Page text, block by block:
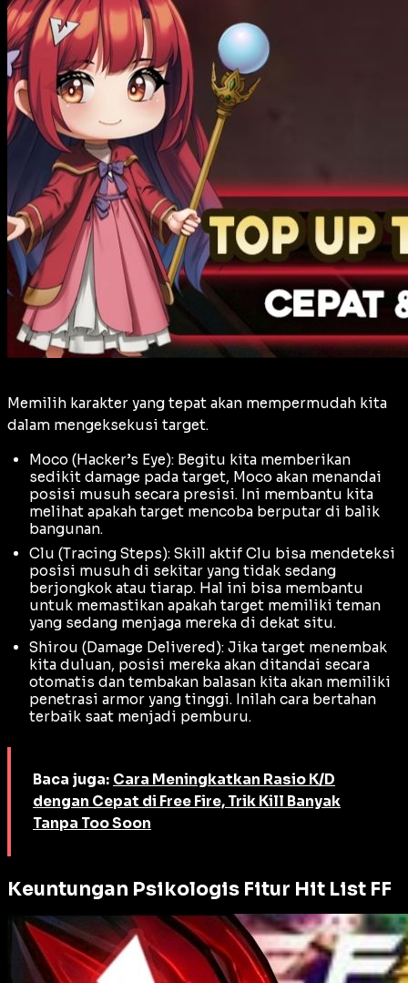
Memilih karakter yang tepat akan mempermudah kita
dalam mengeksekusi target.
Moco (Hacker’s Eye): Begitu kita memberikan
sedikit damage pada target, Moco akan menandai
posisi musuh secara presisi. Ini membantu kita
melihat apakah target mencoba berputar di balik
bangunan.
Clu (Tracing Steps): Skill aktif Clu bisa mendeteksi
posisi musuh di sekitar yang tidak sedang
berjongkok atau tiarap. Hal ini bisa membantu
untuk memastikan apakah target memiliki teman
yang sedang menjaga mereka di dekat situ.
Shirou (Damage Delivered): Jika target menembak
kita duluan, posisi mereka akan ditandai secara
otomatis dan tembakan balasan kita akan memiliki
penetrasi armor yang tinggi. Inilah cara bertahan
terbaik saat menjadi pemburu.
Baca juga: Cara Meningkatkan Rasio K/D
dengan Cepat di Free Fire, Trik Kill Banyak
Tanpa Too Soon
Keuntungan Psikologis Fitur Hit List FF